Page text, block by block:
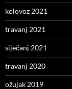
kolovoz 2021
travanj 2021
siječanj 2021
travanj 2020
ožujak 2019